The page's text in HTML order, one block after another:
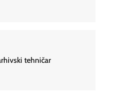
tehničar